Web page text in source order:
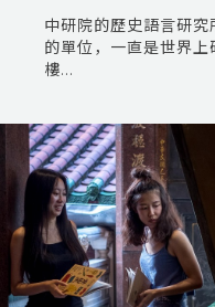
中研院的歷史語言研
的單位，一直是世界
樓...